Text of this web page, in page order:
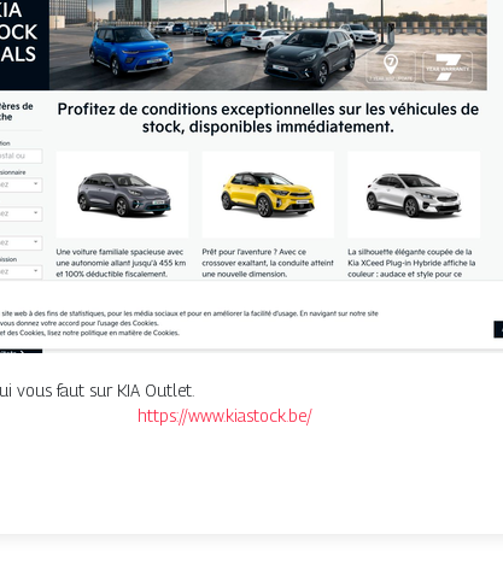
vous faut sur KIA Outlet.
https://www.kiastock.be/